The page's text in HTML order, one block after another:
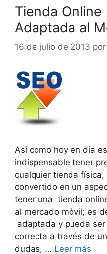
Tienda Online
Adaptada al
16 de julio de 2013 por
Así como hoy en día
indispensable tener
cualquier tienda física,
convertido en un
tener una tienda
al mercado móvil; es
adaptada y pueda
correcta a través de
dudas, … Leer más